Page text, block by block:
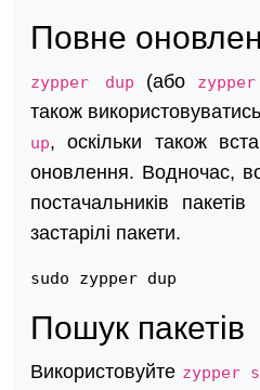
Повне
zypper dup (або
також
up, оскільки також
оновлення. Водночас,
постачальників
застарілі пакети.
sudo zypper dup
Пошук пакетів
Використовуйте zypper